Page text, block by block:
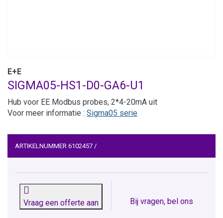
E+E
SIGMA05-HS1-D0-GA6-U1
Hub voor EE Modbus probes, 2*4-20mA uit
Voor meer informatie : Sigma05 serie
ARTIKELNUMMER 6102457 /
Vraag een offerte aan Bij vragen, bel ons